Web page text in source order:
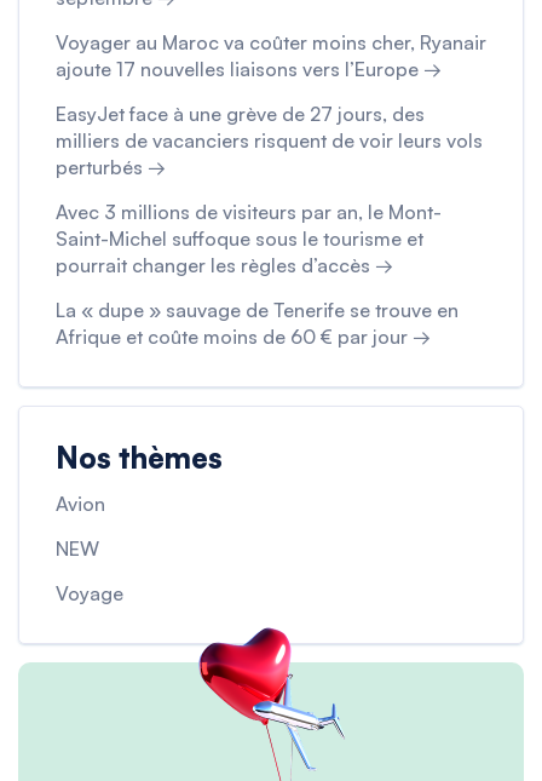
Voyager au Maroc va coûter moins cher, Ryanair
ajoute 17 nouvelles liaisons vers l’Europe →
EasyJet face à une grève de 27 jours, des
milliers de vacanciers risquent de voir leurs vols
perturbés →
Avec 3 millions de visiteurs par an, le Mont-
Saint-Michel suffoque sous le tourisme et
pourrait changer les règles d’accès →
La « dupe » sauvage de Tenerife se trouve en
Afrique et coûte moins de 60 € par jour →
Nos thèmes
Avion
NEW
Voyage